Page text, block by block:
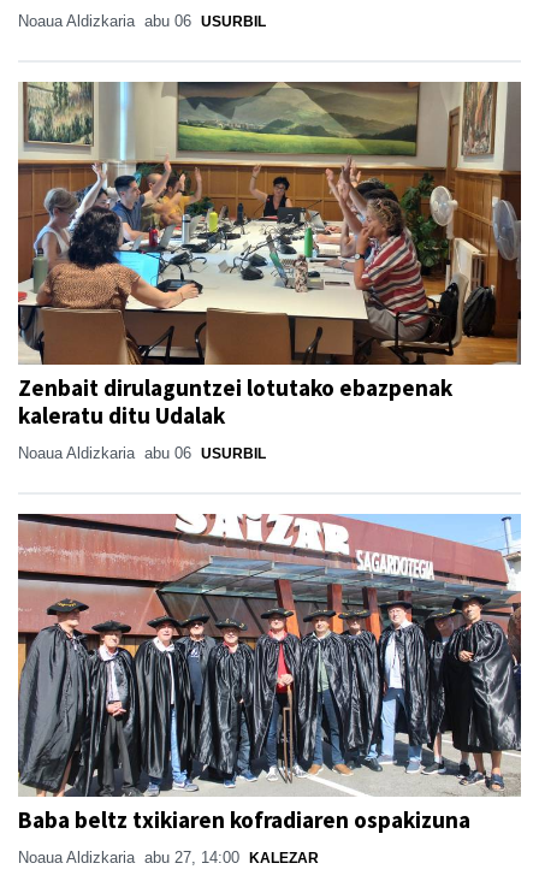
Noaua Aldizkaria abu 06 USURBIL
Zenbait dirulaguntzei lotutako ebazpenak
kaleratu ditu Udalak
Noaua Aldizkaria abu 06 USURBIL
Baba beltz txikiaren kofradiaren ospakizuna
Noaua Aldizkaria abu 27, 14:00 KALEZAR